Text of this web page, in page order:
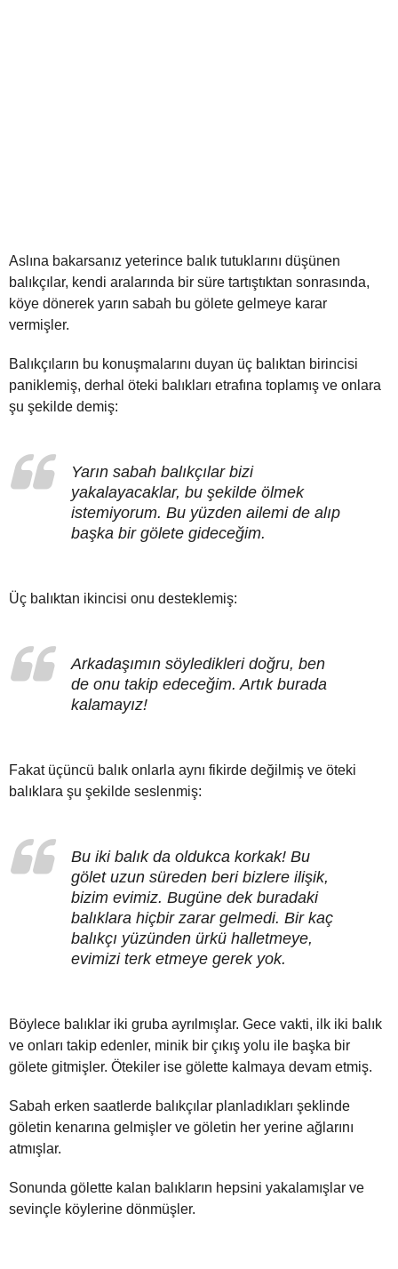
Aslına bakarsanız yeterince balık tutuklarını düşünen
balıkçılar, kendi aralarında bir süre tartıştıktan sonrasında,
köye dönerek yarın sabah bu gölete gelmeye karar
vermişler.
Balıkçıların bu konuşmalarını duyan üç balıktan birincisi
paniklemiş, derhal öteki balıkları etrafına toplamış ve onlara
şu şekilde demiş:
Yarın sabah balıkçılar bizi
yakalayacaklar, bu şekilde ölmek
istemiyorum. Bu yüzden ailemi de alıp
başka bir gölete gideceğim.
Üç balıktan ikincisi onu desteklemiş:
Arkadaşımın söyledikleri doğru, ben
de onu takip edeceğim. Artık burada
kalamayız!
Fakat üçüncü balık onlarla aynı fikirde değilmiş ve öteki
balıklara şu şekilde seslenmiş:
Bu iki balık da oldukca korkak! Bu
gölet uzun süreden beri bizlere ilişik,
bizim evimiz. Bugüne dek buradaki
balıklara hiçbir zarar gelmedi. Bir kaç
balıkçı yüzünden ürkü halletmeye,
evimizi terk etmeye gerek yok.
Böylece balıklar iki gruba ayrılmışlar. Gece vakti, ilk iki balık
ve onları takip edenler, minik bir çıkış yolu ile başka bir
gölete gitmişler. Ötekiler ise gölette kalmaya devam etmiş.
Sabah erken saatlerde balıkçılar planladıkları şeklinde
göletin kenarına gelmişler ve göletin her yerine ağlarını
atmışlar.
Sonunda gölette kalan balıkların hepsini yakalamışlar ve
sevinçle köylerine dönmüşler.